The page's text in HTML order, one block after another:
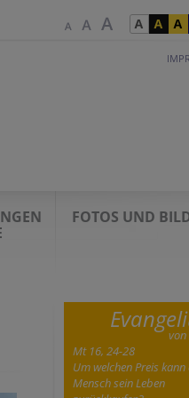
FOTOS UND
von
Mt 16, 24-28
Um welchen Preis kann
Mensch sein Leben